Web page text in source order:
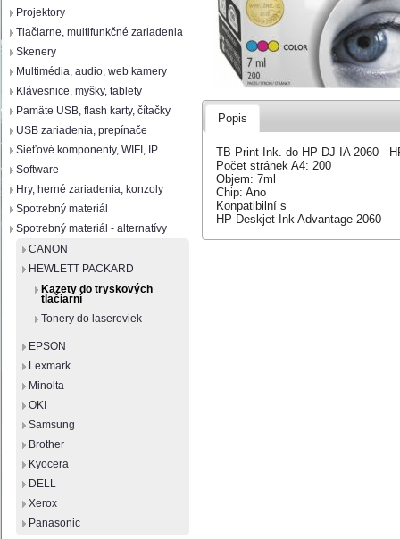
Projektory
Tlačiarne, multifunkčné zariadenia
Skenery
Multimédia, audio, web kamery
Klávesnice, myšky, tablety
Pamäte USB, flash karty, čítačky
USB zariadenia, prepínače
Sieťové komponenty, WIFI, IP
Software
Hry, herné zariadenia, konzoly
Spotrebný materiál
Spotrebný materiál - alternatívy
CANON
HEWLETT PACKARD
Kazety do tryskových
tlačiarní
Tonery do laseroviek
EPSON
Lexmark
Minolta
OKI
Samsung
Brother
Kyocera
DELL
Xerox
Panasonic
Popis
TB Print Ink. do HP DJ IA 2060 -
Počet stránek A4: 200
Objem: 7ml
Chip: Ano
Konpatibilní s
HP Deskjet Ink Advantage 2060